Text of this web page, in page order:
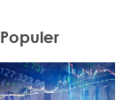
Populer